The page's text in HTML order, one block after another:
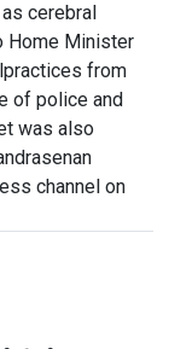
cerebral
Home Minister
from
of police and
was also
channel on